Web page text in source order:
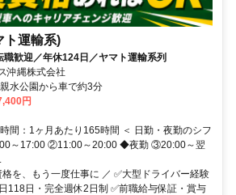
ト運輸系)
歓迎／年休124日／ヤマト運輸系列
沖縄株式会社
水公園から車で約3分
円
間：1ヶ月あたり165時間 ＜ 日勤・夜勤のシフ
～17:00 ②11:00～20:00 ◆夜勤 ③20:00～翌
を、もう一度仕事に ／ ✅大型ドライバー経験
118日・完全週休2日制 ✅前職給与保証・賞与